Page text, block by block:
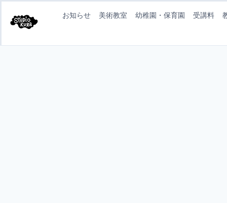
お知らせ 美術教室 幼稚園・保育園 受講料